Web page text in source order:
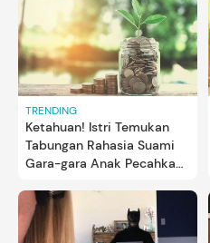
TRENDING
Ketahuan! Istri Temukan
Tabungan Rahasia Suami
Gara-gara Anak Pecahkan